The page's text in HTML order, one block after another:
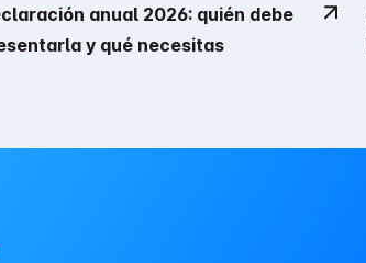
anual 2026: quién debe
y qué necesitas